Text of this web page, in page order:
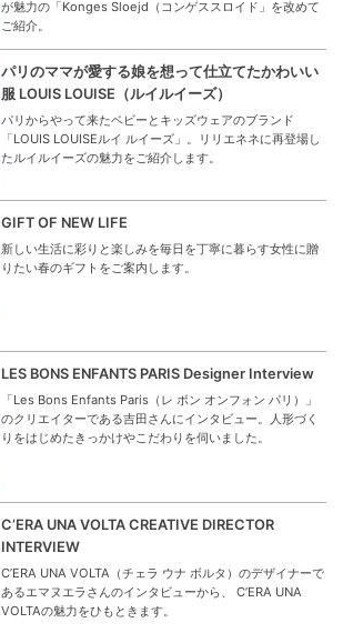
が魅力の「Konges Sloejd（コンゲススロイド」を改めて
ご紹介。
パリのママが愛する娘を想って仕立てたかわいい
服 LOUIS LOUISE（ルイルイーズ）
パリからやって来たベビーとキッズウェアのブランド
「LOUIS LOUISEルイ ルイーズ」。リリエネネに再登場し
たルイルイーズの魅力をご紹介します。
GIFT OF NEW LIFE
新しい生活に彩りと楽しみを毎日を丁寧に暮らす女性に贈
りたい春のギフトをご案内します。
LES BONS ENFANTS PARIS Designer Interview
「Les Bons Enfants Paris（レ ボン オンフォン パリ）」
のクリエイターである吉田さんにインタビュー。人形づく
りをはじめたきっかけやこだわりを伺いました。
C’ERA UNA VOLTA CREATIVE DIRECTOR
INTERVIEW
C’ERA UNA VOLTA（チェラ ウナ ボルタ）のデザイナーで
あるエマヌエラさんのインタビューから、 C’ERA UNA
VOLTAの魅力をひもときます。